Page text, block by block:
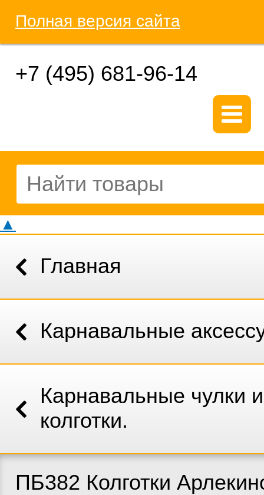
Полная версия сайта
+7 (495) 681-96-14
▲
Главная
Карнавальные
Карнавальные чулки и
колготки.
ПБ382 Колготки